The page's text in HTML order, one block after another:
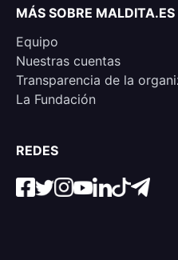
MÁS SOBRE MALDITA.ES
Equipo
Nuestras cuentas
Transparencia de la
La Fundación
REDES